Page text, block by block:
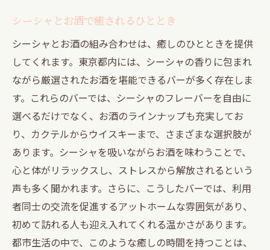
シーシャとお酒で癒されるひととき
シーシャとお酒の組み合わせは、癒しのひとときを提供
してくれます。東京都内には、シーシャの香りに包まれ
ながら厳選されたお酒を堪能できるバーが多く存在しま
す。これらのバーでは、シーシャのフレーバーを自由に
選べるだけでなく、お酒のラインナップも充実してお
り、カクテルからウイスキーまで、さまざまな選択肢が
あります。シーシャを吸いながらお酒を味わうことで、
心と体がリラックスし、ストレスから解放されるという
声も多く聞かれます。さらに、こうしたバーでは、利用
者同士の交流を促進するアットホームな雰囲気があり、
初めて訪れる人も迎え入れてくれる温かさがあります。
都市生活の中で、このような癒しの時間を持つことは、